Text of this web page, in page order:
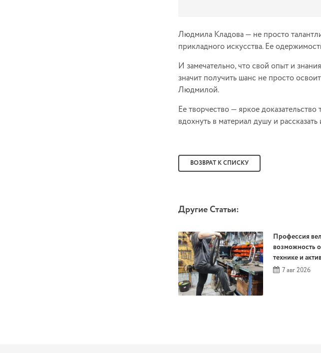
Людмила Кладова — не просто
прикладного искусства. Ее
И замечательно, что свой опыт и
значит получить шанс не просто
Людмилой.
Ее творчество — яркое
вдохнуть в материал душу и
ВОЗВРАТ К СПИСКУ
Другие Статьи:
Профессия
возможность
технике и
7 авг 2026